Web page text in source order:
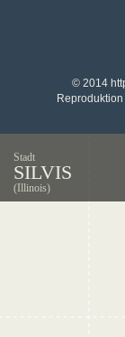
© 2014
Stadt
SILVIS
(Illinois)